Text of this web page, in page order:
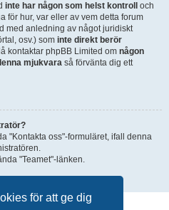
för att ge dig
inte har någon som helst kontroll
och
för hur, var eller av vem detta forum
med anledning av något juridiskt
osv.) som inte direkt berör
kontaktar phpBB Limited om någon
mjukvara så förvänta dig ett
"Kontakta oss"-formuläret, ifall denna
"Teamet"-länken.